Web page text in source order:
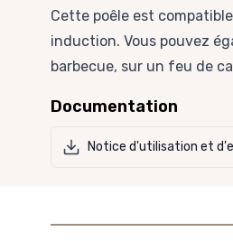
Cette poêle est
induction. Vous pouvez
barbecue, sur un feu de
Documentation
Notice d'utilisation et